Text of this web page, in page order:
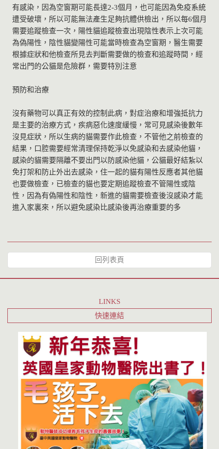
有感染，因為空窗期可能長達2-3個月，也可能因為免疫系統
遭受破壞，所以可能無法產生足夠抗體供檢出，所以每6個月
需要追蹤檢查一次，陽性貓追蹤檢查出現陰性表示上次可能
為偽陽性，陰性貓變陽性可能當時檢查為空窗期，醫生需要
根據症狀和他檢查所見去判斷需要做的檢查和追蹤時間，經
常出門的公貓是危險群，需要特別注意
預防和治療
沒有藥物可以真正有效的控制此病，對症治療和增強抵抗力
是主要的治療方式，疾病惡化速度緩慢，常可見感染後數年
沒見症狀，所以生病的貓需要作此檢查，不管他之前檢查的
結果，口腔需要經常清理保持乾淨以免感染和去感染他貓，
感染的貓需要隔離不要出門以防感染他貓，公貓最好結紮以
免打架和防止外出去感染，住一起的貓有陽性反應者其他貓
也要做檢查，已檢查的貓也要定期追蹤檢查不管陽性或陰
性，因為有偽陽性和陰性，新進的貓需要檢查後沒感染才能
進入家裏來，所以避免感染比感染後再治療重要的多
回列表頁
LINKS
快速連結